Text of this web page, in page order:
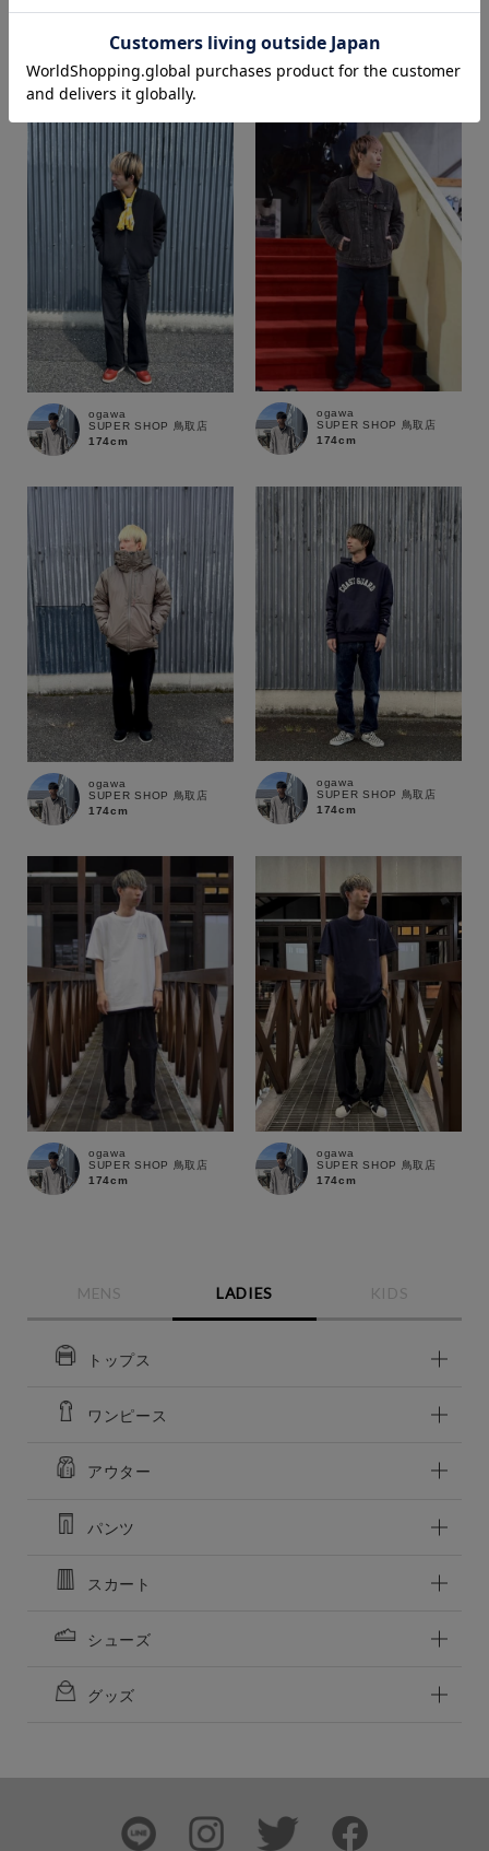
商品タイプ
通常商品 予約商品
セール価格 WEB限定
在庫
在庫あり 在庫なし含む
ogawa
174cm
ogawa
SUPER SHOP 鳥取店
174cm
ogawa
SUPER SHOP 鳥取店
174cm
ogawa
SUPER SHOP 鳥取店
174cm
ogawa
SUPER SHOP 鳥取店
174cm
ogawa
SUPER SHOP 鳥取店
174cm
ogawa
SUPER SHOP 鳥取店
174cm
ogawa
SUPER SHOP 鳥取店
174cm
MENS LADIES KIDS
トップス
ワンピース
アウター
パンツ
スカート
シューズ
グッズ